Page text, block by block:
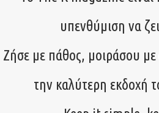
υπενθύμιση να
Ζήσε με πάθος, μοιράσου
την καλύτερη εκδοχή